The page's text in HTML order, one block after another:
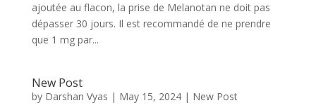
ajoutée au flacon, la prise de Melanotan ne doit pas
dépasser 30 jours. Il est recommandé de ne prendre
que 1 mg par...
New Post
by Darshan Vyas | May 15, 2024| New Post